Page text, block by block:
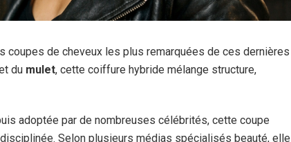
coupes de cheveux les plus remarquées de ces dernières
du mulet, cette coiffure hybride mélange structure,
adoptée par de nombreuses célébrités, cette coupe
Selon plusieurs médias spécialisés beauté, elle